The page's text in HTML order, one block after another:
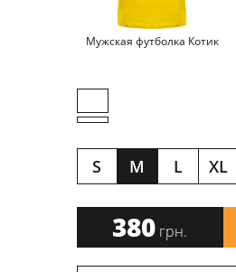
Мужская футболка Котик
S M L XL
380 грн.